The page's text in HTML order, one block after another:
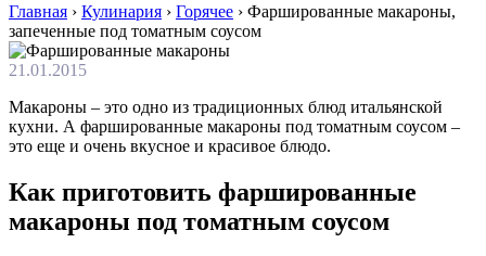
Главная › Кулинария › Горячее › Фаршированные макароны,
запеченные под томатным соусом
21.01.2015
Макароны – это одно из традиционных блюд итальянской
кухни. А фаршированные макароны под томатным соусом –
это еще и очень вкусное и красивое блюдо.
Как приготовить фаршированные
макароны под томатным соусом